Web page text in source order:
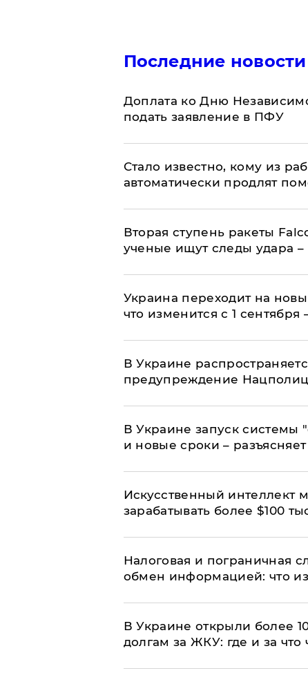
Последние новости
Доплата ко Дню
подать заявление в ПФУ
Стало известно, кому из
автоматически продлят
Вторая ступень ракеты
ученые ищут следы удара
Украина переходит на
что изменится с 1
В Украине
предупреждение
В Украине запуск системы
и новые сроки –
Искусственный интеллект
зарабатывать более $100
Налоговая и пограничная
обмен информацией: что
В Украине открыли более
долгам за ЖКУ: где и за что